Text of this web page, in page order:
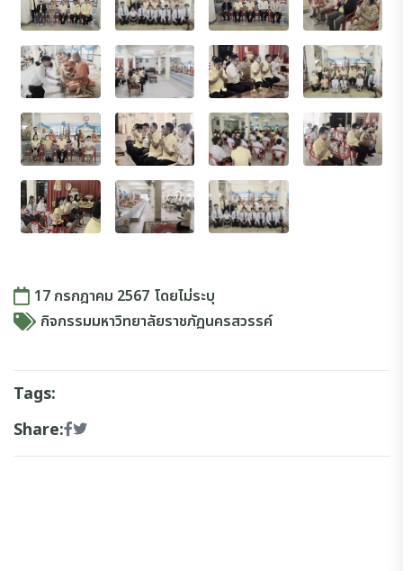
17 กรกฎาคม 2567 โดยไม่ระบุ
กิจกรรมมหาวิทยาลัยราชภัฏนครสวรรค์
Tags:
Share: